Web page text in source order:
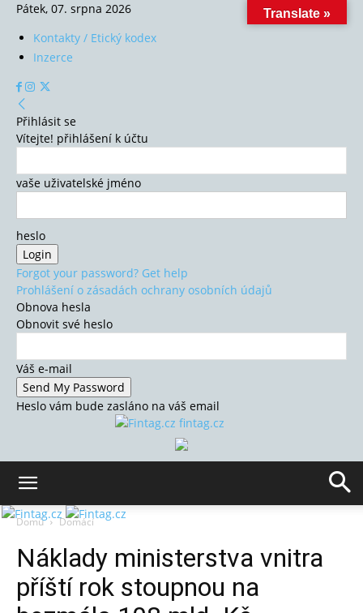
Pátek, 07. srpna 2026
Kontakty / Etický kodex
Inzerce
Přihlásit se
Vítejte! přihlášení k účtu
vaše uživatelské jméno
heslo
Forgot your password? Get help
Prohlášení o zásadách ochrany osobních údajů
Obnova hesla
Obnovit své heslo
Váš e-mail
Heslo vám bude zasláno na váš email
fintag.cz
Domů Domácí
Náklady ministerstva vnitra
příští rok stoupnou na
Translate »